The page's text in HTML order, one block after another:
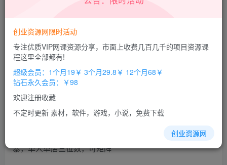
超级会员
立即购买
您当前未登录！建议登陆后购买，办理会员包月更省钱，可保存购
，门槛低，搬运上架，操作起来简单粗
暴，单人单店三位数，可矩阵
创业资源网限时活动
专注优质VIP网课资源分享，市面上收费几百几千的项目资源课
程这里全部都有!
超级会员：1个月19￥ 3个月29.8￥ 12个月68￥
钻石永久会员：￥98
欢迎注册收藏
不定时更新 素材，软件，游戏，小说，免费下载
创业资源网